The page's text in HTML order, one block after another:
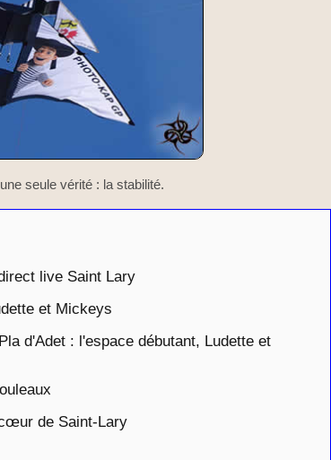
seule vérité : la stabilité.
live Saint Lary
et Mickeys
d'Adet : l'espace débutant, Ludette et
de Saint-Lary